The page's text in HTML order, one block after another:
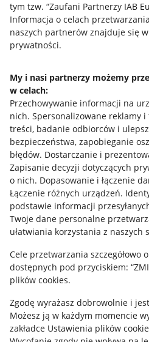
tym tzw. “Zaufani Partnerzy IAB
Informacja o celach
naszych partnerów znajduje się
prywatności.
My i nasi partnerzy możemy
w celach:
Przechowywanie informacji na
nich. Spersonalizowane reklamy
treści, badanie odbiorców i
bezpieczeństwa, zapobieganie
błędów. Dostarczanie i
Zapisanie decyzji dotyczących
o nich. Dopasowanie i łączenie
Łączenie różnych urządzeń.
podstawie informacji
Twoje dane personalne
ułatwiania korzystania z naszych
Cele przetwarzania szczegółowo
dostępnych pod przyciskiem:
plików cookies.
Zgodę wyrażasz dobrowolnie i
Możesz ją w każdym momencie
zakładce Ustawienia plików
Przydatne informacje
Jak to działa
Allegro Gadane dla sprzedających
Allegro Gadane dla kupujących
Mapa miejscowości
Informacje prawne
Regulamin
Polityka plików "cookies"
Ustawienia plików "cookies"
Udostępnianie lokalizacji
Informacje dla Aktu o Usługach
Pobierz aplikację